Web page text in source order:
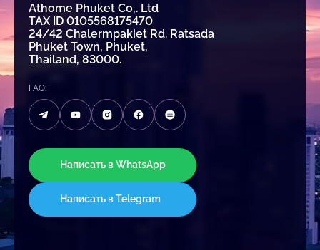
Athome Phuket Co,. Ltd
TAX ID 0105568175470
24/42 Chalermpakiet Rd. Ratsada
Phuket Town, Phuket,
Thailand, 83000.
FAQ:
Написать в WhatsApp
Написать в Telegram